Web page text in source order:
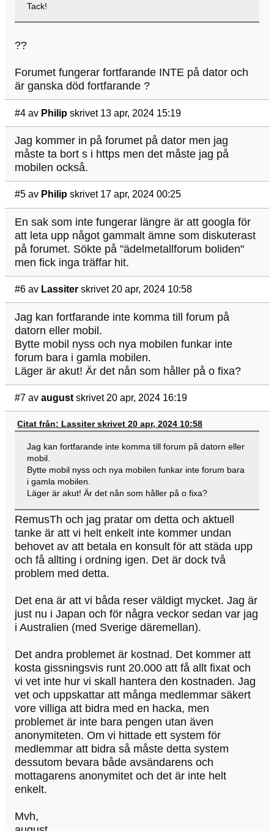
Tack!
??
Forumet fungerar fortfarande INTE på dator och
är ganska död fortfarande ?
#4 av Philip skrivet 13 apr, 2024 15:19
Jag kommer in på forumet på dator men jag
måste ta bort s i https men det måste jag på
mobilen också.
#5 av Philip skrivet 17 apr, 2024 00:25
En sak som inte fungerar längre är att googla för
att leta upp något gammalt ämne som diskuterast
på forumet. Sökte på "ädelmetallforum boliden"
men fick inga träffar hit.
#6 av Lassiter skrivet 20 apr, 2024 10:58
Jag kan fortfarande inte komma till forum på
datorn eller mobil.
Bytte mobil nyss och nya mobilen funkar inte
forum bara i gamla mobilen.
Läger är akut! Är det nån som håller på o fixa?
#7 av august skrivet 20 apr, 2024 16:19
Citat från: Lassiter skrivet 20 apr, 2024 10:58
Jag kan fortfarande inte komma till forum på datorn eller
mobil.
Bytte mobil nyss och nya mobilen funkar inte forum bara
i gamla mobilen.
Läger är akut! Är det nån som håller på o fixa?
RemusTh och jag pratar om detta och aktuell
tanke är att vi helt enkelt inte kommer undan
behovet av att betala en konsult för att städa upp
och få allting i ordning igen. Det är dock två
problem med detta.
Det ena är att vi båda reser väldigt mycket. Jag är
just nu i Japan och för några veckor sedan var jag
i Australien (med Sverige däremellan).
Det andra problemet är kostnad. Det kommer att
kosta gissningsvis runt 20.000 att få allt fixat och
vi vet inte hur vi skall hantera den kostnaden. Jag
vet och uppskattar att många medlemmar säkert
vore villiga att bidra med en hacka, men
problemet är inte bara pengen utan även
anonymiteten. Om vi hittade ett system för
medlemmar att bidra så måste detta system
dessutom bevara både avsändarens och
mottagarens anonymitet och det är inte helt
enkelt.
Mvh,